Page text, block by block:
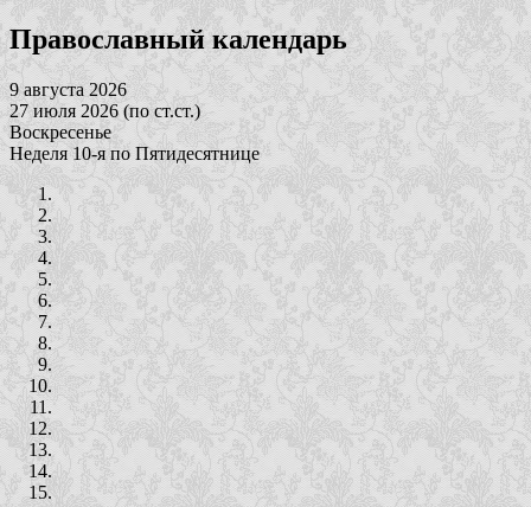
Православный календарь
9 августа 2026
27 июля 2026 (по ст.ст.)
Воскресенье
Неделя 10-я по Пятидесятнице